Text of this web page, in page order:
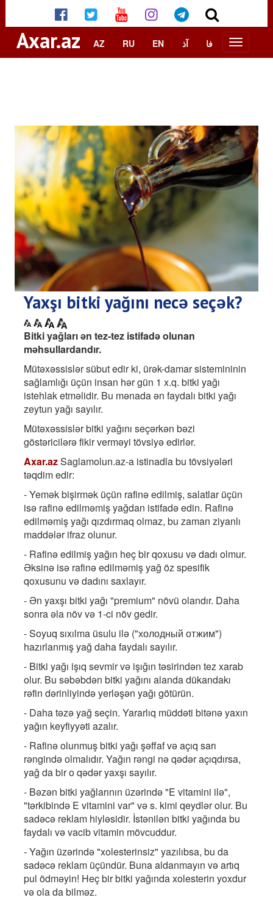
Axar.az AZ RU EN آذ فا
Yaxşı bitki yağını necə seçək?
Bitki yağları ən tez-tez istifadə olunan
məhsullardandır.
Mütəxəssislər sübut edir ki, ürək-damar sistemininin
sağlamlığı üçün insan hər gün 1 x.q. bitki yağı
istehlak etməlidir. Bu mənada ən faydalı bitki yağı
zeytun yağı sayılır.
Mütəxəssislər bitki yağını seçərkən bəzi
göstəricilərə fikir verməyi tövsiyə edirlər.
Axar.azSaglamolun.az-a istinadla bu tövsiyələri
təqdim edir:
- Yemək bişirmək üçün rafinə edilmiş, salatlar üçün
isə rafinə edilməmiş yağdan istifadə edin. Rafinə
edilməmiş yağı qızdırmaq olmaz, bu zaman ziyanlı
maddələr ifraz olunur.
- Rafinə edilmiş yağın heç bir qoxusu və dadı olmur.
Əksinə isə rafinə edilməmiş yağ öz spesifik
qoxusunu və dadını saxlayır.
- Ən yaxşı bitki yağı "premium" növü olandır. Daha
sonra əla növ və 1-ci növ gedir.
- Soyuq sıxılma üsulu ilə ("холодный отжим")
hazırlanmış yağ daha faydalı sayılır.
- Bitki yağı işıq sevmir və işığın təsirindən tez xarab
olur. Bu səbəbdən bitki yağını alanda dükandakı
rəfin dərinliyində yerləşən yağı götürün.
- Daha təzə yağ seçin. Yararlıq müddəti bitənə yaxın
yağın keyfiyyəti azalır.
- Rafinə olunmuş bitki yağı şəffaf və açıq sarı
rəngində olmalıdır. Yağın rəngi nə qədər açıqdırsa,
yağ da bir o qədər yaxşı sayılır.
- Bəzən bitki yağlarının üzərində "E vitamini ilə",
"tərkibində E vitamini var" və s. kimi qeydlər olur. Bu
sadəcə reklam hiyləsidir. İstənilən bitki yağında bu
faydalı və vacib vitamin mövcuddur.
- Yağın üzərində "xolesterinsiz" yazılıbsa, bu da
sadəcə reklam üçündür. Buna aldanmayın və artıq
pul ödməyin! Heç bir bitki yağında xolesterin yoxdur
və ola da bilməz.